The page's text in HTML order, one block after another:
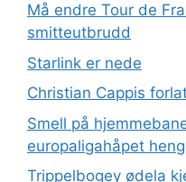
Må endre Tour de
smitteutbrudd
Starlink er nede
Christian Cappis
Smell på
europaligahåpet
Trippelbogey ødela